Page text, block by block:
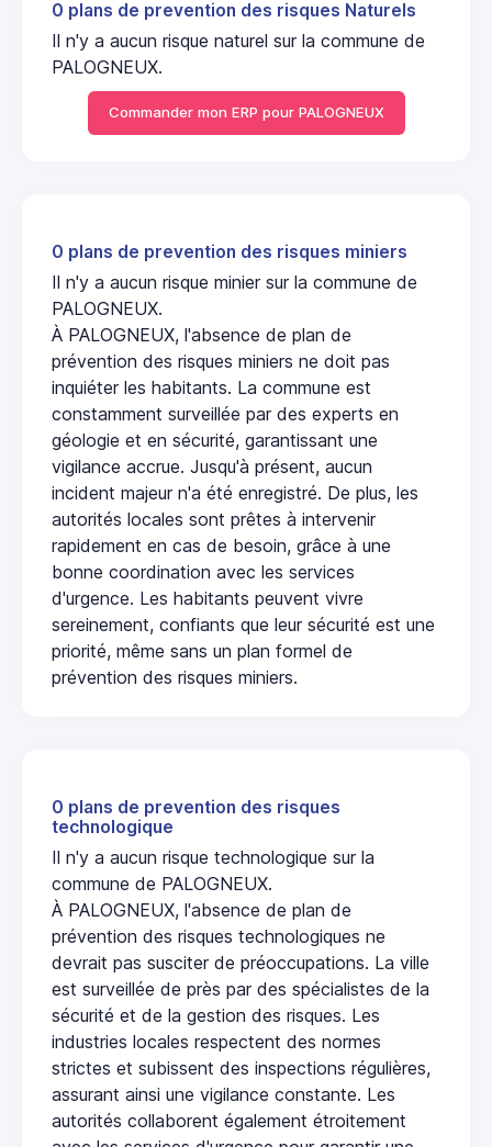
0 plans de prevention des risques Naturels
Il n'y a aucun risque naturel sur la commune de
PALOGNEUX.
Commander mon ERP pour PALOGNEUX
0 plans de prevention des risques miniers
Il n'y a aucun risque minier sur la commune de
PALOGNEUX.
À PALOGNEUX, l'absence de plan de
prévention des risques miniers ne doit pas
inquiéter les habitants. La commune est
constamment surveillée par des experts en
géologie et en sécurité, garantissant une
vigilance accrue. Jusqu'à présent, aucun
incident majeur n'a été enregistré. De plus, les
autorités locales sont prêtes à intervenir
rapidement en cas de besoin, grâce à une
bonne coordination avec les services
d'urgence. Les habitants peuvent vivre
sereinement, confiants que leur sécurité est une
priorité, même sans un plan formel de
prévention des risques miniers.
0 plans de prevention des risques
technologique
Il n'y a aucun risque technologique sur la
commune de PALOGNEUX.
À PALOGNEUX, l'absence de plan de
prévention des risques technologiques ne
devrait pas susciter de préoccupations. La ville
est surveillée de près par des spécialistes de la
sécurité et de la gestion des risques. Les
industries locales respectent des normes
strictes et subissent des inspections régulières,
assurant ainsi une vigilance constante. Les
autorités collaborent également étroitement